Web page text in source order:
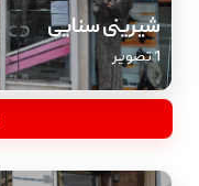
شیرینی سنایی
1 تصویر